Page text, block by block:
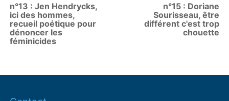
n°13 : Jen Hendrycks,
ici des hommes,
recueil poétique pour
dénoncer les
féminicides
n°15 : Doriane
Sourisseau, être
différent c'est trop
chouette